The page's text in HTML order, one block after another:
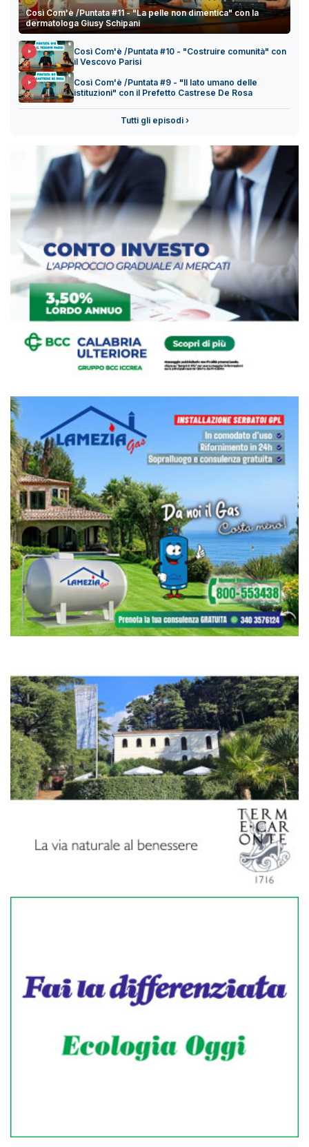
Così Com'è /Puntata #11 - "La pelle non dimentica" con la
dermatologa Giusy Schipani
Così Com'è /Puntata #10 - "Costruire comunità" con
il Vescovo Parisi
Così Com'è /Puntata #9 - "Il lato umano delle
istituzioni" con il Prefetto Castrese De Rosa
Tutti gli episodi ›